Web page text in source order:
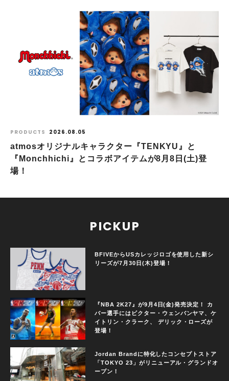
PRODUCTS 2026.08.05
atmosオリジナルキャラクター『TENKYU』と
『Monchhichi』とコラボアイテムが8月8日(土)登
場！
PICKUP
BFIVEからUSカレッジロゴを使用した新シ
リーズが7月30日(木)登場！
『NBA 2K27』が9月4日(金)発売決定！ カ
バー選手にはビクター・ウェンバンヤマ、ケ
イトリン・クラーク、 デリック・ローズが
登場！
Jordan Brandに特化したコンセプトストア
「TOKYO 23」がリニューアル・グランドオ
ープン！